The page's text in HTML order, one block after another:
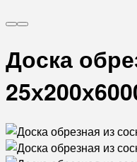
Доска